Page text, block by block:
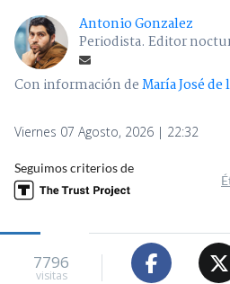
Antonio Gonzalez
Periodista. Editor
Con información deMaría José de
Viernes 07 Agosto, 2026 | 22:32
Seguimos criterios de
7796
visitas